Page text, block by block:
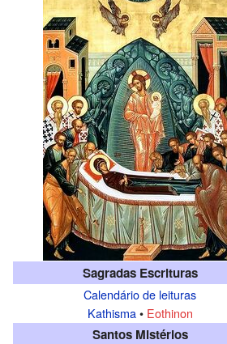
Sagradas Escrituras
Calendário de leituras
Kathisma• Eothinon
Santos Mistérios